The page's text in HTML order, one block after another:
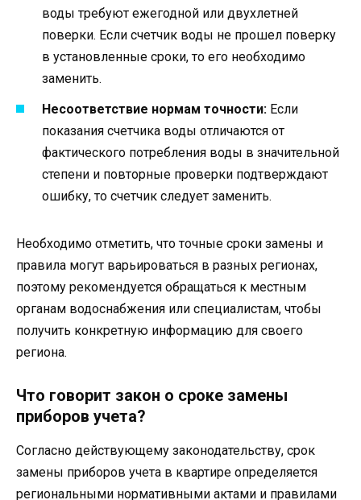
воды требуют ежегодной или двухлетней
поверки. Если счетчик воды не прошел поверку
в установленные сроки, то его необходимо
заменить.
Несоответствие нормам точности: Если
показания счетчика воды отличаются от
фактического потребления воды в значительной
степени и повторные проверки подтверждают
ошибку, то счетчик следует заменить.
Необходимо отметить, что точные сроки замены и
правила могут варьироваться в разных регионах,
поэтому рекомендуется обращаться к местным
органам водоснабжения или специалистам, чтобы
получить конкретную информацию для своего
региона.
Что говорит закон о сроке замены
приборов учета?
Согласно действующему законодательству, срок
замены приборов учета в квартире определяется
региональными нормативными актами и правилами